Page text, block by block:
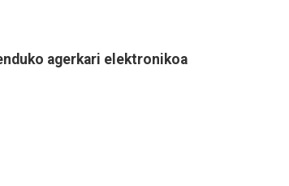
agerkari elektronikoa